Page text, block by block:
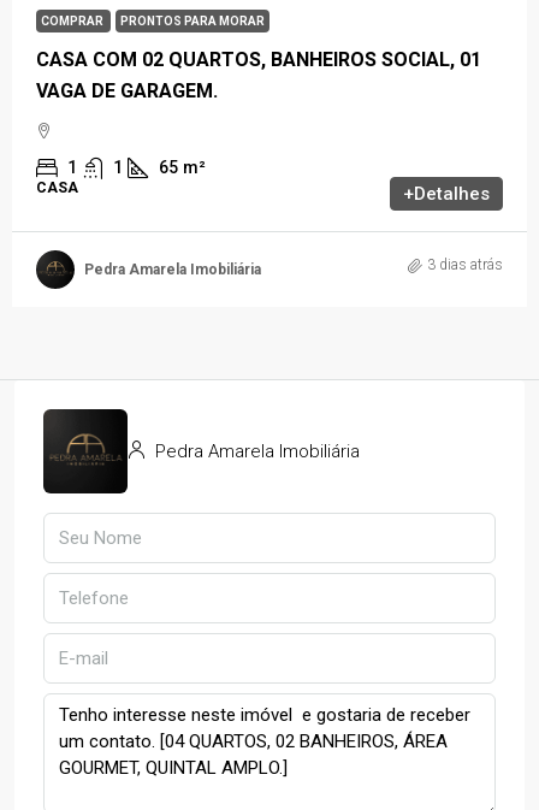
COMPRAR PRONTOS PARA MORAR
CASA COM 02 QUARTOS, BANHEIROS SOCIAL, 01
VAGA DE GARAGEM.
1 1 65 m²
CASA +Detalhes
Pedra Amarela Imobiliária 3 dias atrás
Pedra Amarela Imobiliária